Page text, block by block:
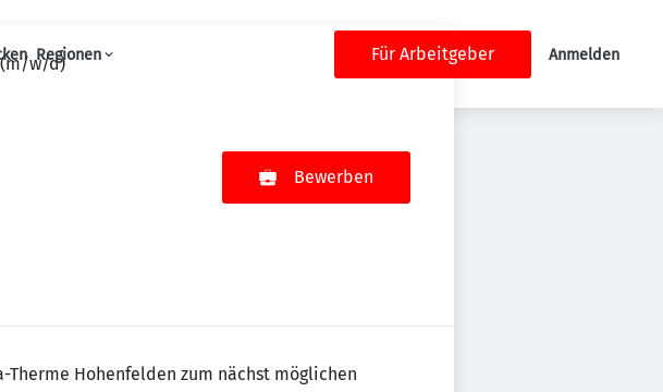
Regionen Für Arbeitgeber Anmelden
w/d)
Bewerben
Hohenfelden zum nächst möglichen